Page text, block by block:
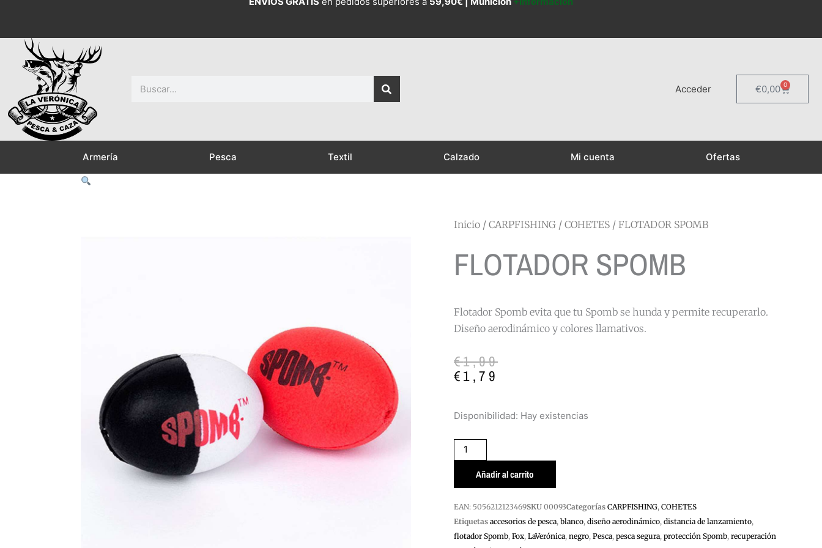
Acceder €0,00 0
Carrito
Armería Pesca Textil Calzado Mi cuenta Ofertas
Inicio / CARPFISHING / COHETES / FLOTADOR SPOMB
FLOTADOR SPOMB
Flotador Spomb evita que tu Spomb se hunda y permite recuperarlo.
Diseño aerodinámico y colores llamativos.
€1,99
El
precio
€1,99.
€1,79
El
precio
€1,79.
Disponibilidad: Hay existencias
FLOTADOR
cantidad
Añadir al carrito
EAN: 5056212123469SKU 00093Categorías CARPFISHING, COHETES
Etiquetas accesorios de pesca, blanco, diseño aerodinámico, distancia de lanzamiento,
flotador Spomb, Fox, LaVerónica, negro, Pesca, pesca segura, protección Spomb, recuperación